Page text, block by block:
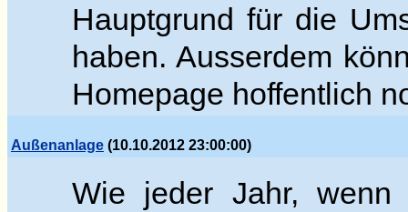
Hauptgrund für die
haben. Ausserdem
Homepage hoffentlich
Außenanlage (10.10.2012 23:00:00)
Wie jeder Jahr,